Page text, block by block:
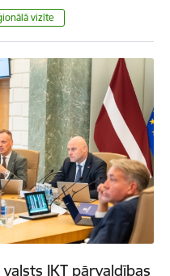
vizīte
IKT pārvaldības